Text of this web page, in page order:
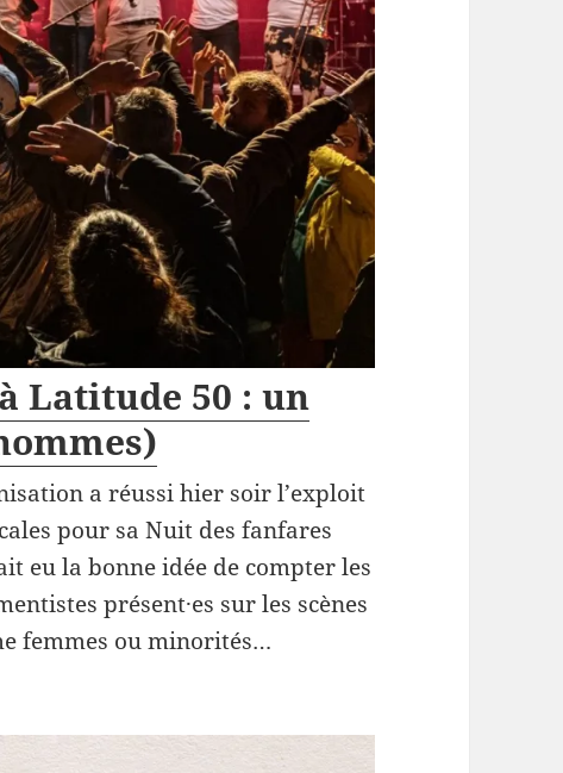
Latitude 50 : un
a réussi hier soir l’exploit
pour sa Nuit des fanfares
eu la bonne idée de compter les
présent·es sur les scènes
femmes ou minorités…